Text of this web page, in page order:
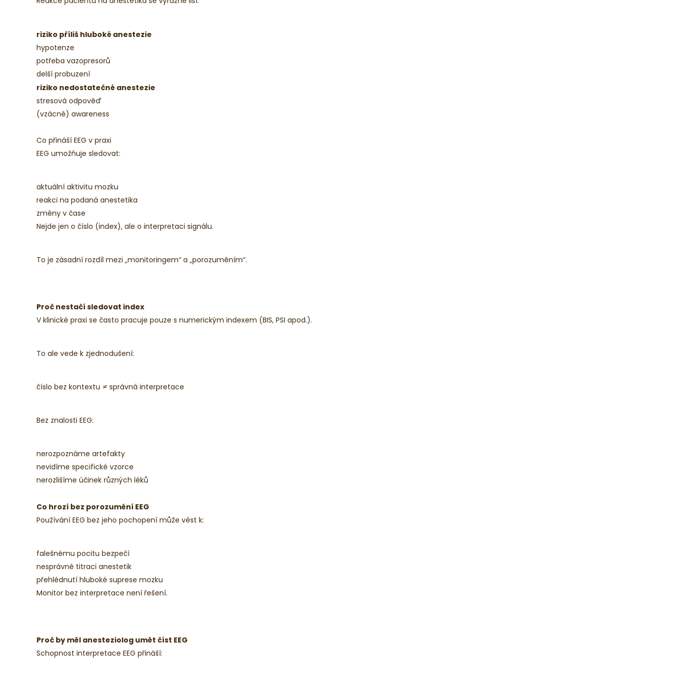
riziko příliš hluboké anestezie
hypotenze
potřeba vazopresorů
delší probuzení
riziko nedostatečné anestezie
stresová odpověď
(vzácně) awareness
Co přináší EEG v praxi
EEG umožňuje sledovat:
aktuální aktivitu mozku
reakci na podaná anestetika
změny v čase
Nejde jen o číslo (index), ale o interpretaci signálu.
To je zásadní rozdíl mezi „monitoringem“ a „porozuměním“.
Proč nestačí sledovat index
V klinické praxi se často pracuje pouze s numerickým indexem (BIS, PSI apod.).
To ale vede k zjednodušení:
číslo bez kontextu ≠ správná interpretace
Bez znalosti EEG:
nerozpoznáme artefakty
nevidíme specifické vzorce
nerozlišíme účinek různých léků
Co hrozí bez porozumění EEG
Používání EEG bez jeho pochopení může vést k:
falešnému pocitu bezpečí
nesprávné titraci anestetik
přehlédnutí hluboké suprese mozku
Monitor bez interpretace není řešení.
Proč by měl anesteziolog umět číst EEG
Schopnost interpretace EEG přináší: